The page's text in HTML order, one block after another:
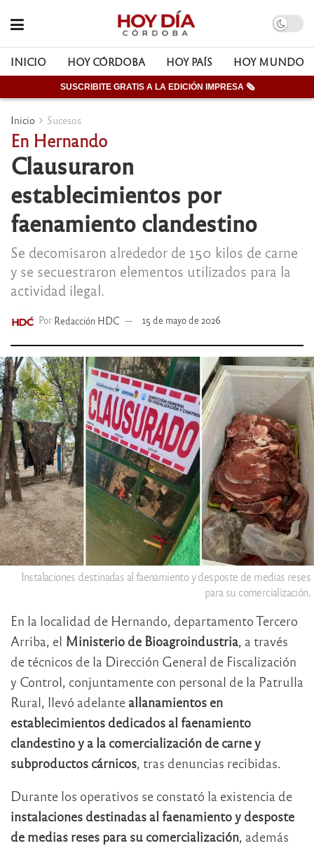
INICIO HOY CÓRDOBA HOY PAÍS HOY MUNDO
SUSCRIBITE GRATIS A LA EDICIÓN IMPRESA 🗞
Inicio Sucesos
En Hernando
Clausuraron
establecimientos por
faenamiento clandestino
Se decomisaron alrededor de 150 kilos de carne
y se secuestraron elementos utilizados para la
actividad ilegal.
Por Redacción HDC 15 de mayo de 2026
Instalaciones destinadas al faenamiento y desposte de medias reses
para su comercialización.
En la localidad de Hernando, departamento Tercero
Arriba, el Ministerio de Bioagroindustria, a través
de técnicos de la Dirección General de Fiscalización
y Control, conjuntamente con personal de la Patrulla
Rural, llevó adelante allanamientos en
establecimientos dedicados al faenamiento
clandestino y a la comercialización de carne y
subproductos cárnicos, tras denuncias recibidas.
Durante los operativos se constató la existencia de
instalaciones destinadas al faenamiento y desposte
de medias reses para su comercialización, además